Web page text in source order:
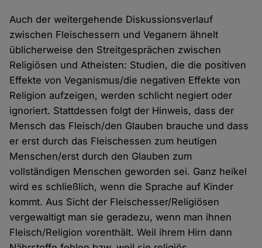
Auch der weitergehende Diskussionsverlauf
zwischen Fleischessern und Veganern ähnelt
üblicherweise den Streitgesprächen zwischen
Religiösen und Atheisten: Studien, die die positiven
Effekte von Veganismus/die negativen Effekte von
Religion aufzeigen, werden schlicht negiert oder
ignoriert. Stattdessen folgt der Hinweis, dass der
Mensch das Fleisch/den Glauben brauche und dass
er erst durch das Fleischessen zum heutigen
Menschen/erst durch den Glauben zum
vollständigen Menschen geworden sei. Ganz heikel
wird es schließlich, wenn die Sprache auf Kinder
kommt. Aus Sicht der Fleischesser/Religiösen
vergewaltigt man sie geradezu, wenn man ihnen
Fleisch/Religion vorenthält. Weil ihrem Hirn dann